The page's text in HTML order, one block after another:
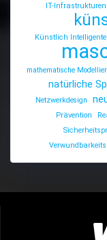
IT-Infrastrukturen
Künstlich
mathematische
natürliche
Netzwerkdesign
Prävention